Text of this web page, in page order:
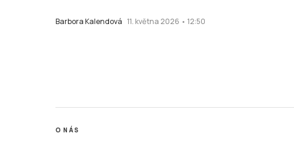
Barbora Kalendová 11. května 2026 • 12:50
O NÁS